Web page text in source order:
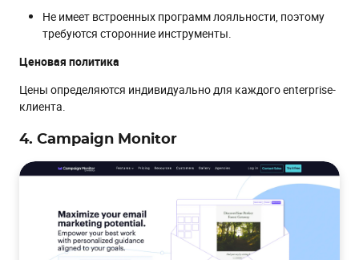
Не имеет встроенных программ лояльности, поэтому
требуются сторонние инструменты.
Ценовая политика
Цены определяются индивидуально для каждого enterprise-
клиента.
4. Campaign Monitor